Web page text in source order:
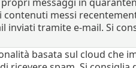
messi
inviati tramite e-mail. Si
basata sul cloud che